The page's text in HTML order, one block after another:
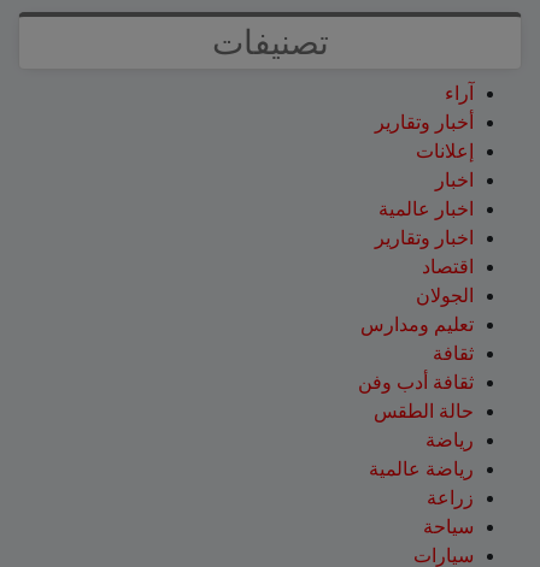
تصنيفات
آراء
أخبار وتقارير
إعلانات
اخبار
اخبار عالمية
اخبار وتقارير
اقتصاد
الجولان
تعليم ومدارس
ثقافة
ثقافة أدب وفن
حالة الطقس
رياضة
رياضة عالمية
زراعة
سياحة
سيارات